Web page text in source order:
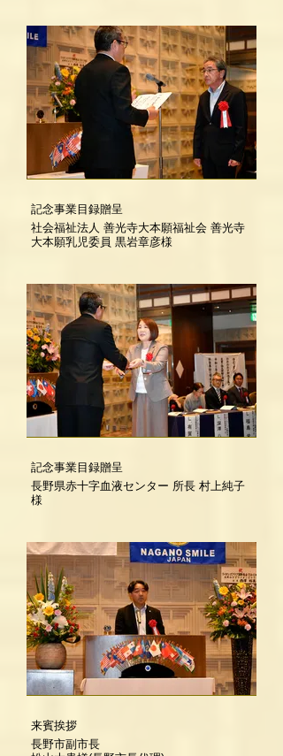
記念事業目録贈呈
社会福祉法人 善光寺大本願福祉会 善光寺
大本願乳児委員 黒岩章彦様
記念事業目録贈呈
長野県赤十字血液センター 所長 村上純子
様
来賓挨拶
長野市副市長